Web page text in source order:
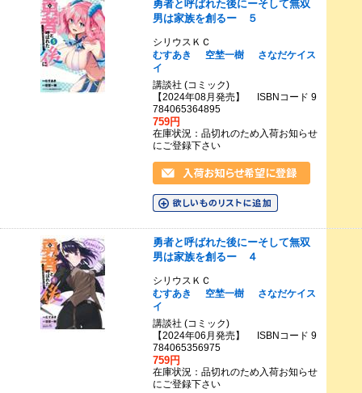
勇者と呼ばれた後にーそして無双
男は家族を創るー ５
シリウスＫＣ
むすあき
空埜一樹
さなだケイス
イ
講談社 (コミック)
【2024年08月発売】 ISBNコード 9
784065364895
759円
在庫状況：品切れのため入荷お知らせ
にご登録下さい
勇者と呼ばれた後にーそして無双
男は家族を創るー ４
シリウスＫＣ
むすあき
空埜一樹
さなだケイス
イ
講談社 (コミック)
【2024年06月発売】 ISBNコード 9
784065356975
759円
在庫状況：品切れのため入荷お知らせ
にご登録下さい